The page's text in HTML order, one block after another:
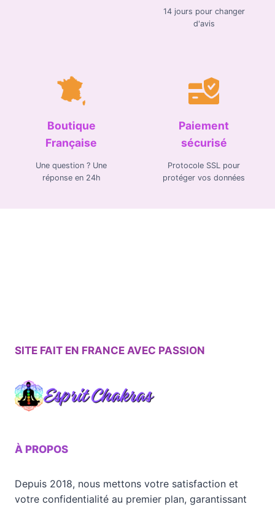
14 jours pour changer
d'avis
Boutique
Française
Une question ? Une
réponse en 24h
Paiement
sécurisé
Protocole SSL pour
protéger vos données
SITE FAIT EN FRANCE AVEC PASSION
À PROPOS
Depuis 2018, nous mettons votre satisfaction et
votre confidentialité au premier plan, garantissant